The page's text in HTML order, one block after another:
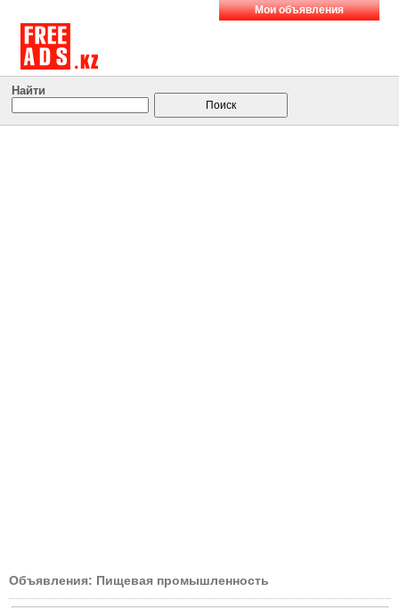
Мои объявления
Найти
Объявления: Пищевая промышленность